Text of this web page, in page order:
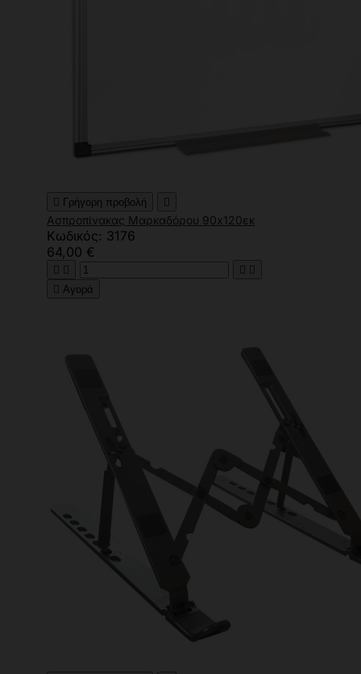
 Γρήγορη προβολή 
Ασπροπίνακας Μαρκαδόρου 90x120εκ
Κωδικός: 3176
64,00 €
   
 Αγορά